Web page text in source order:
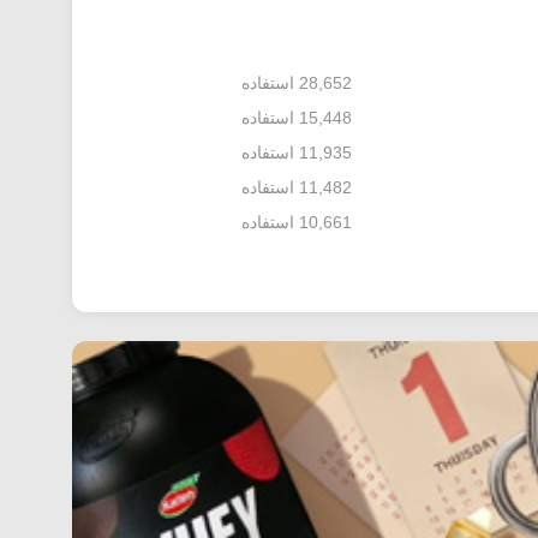
28,652 استفاده
15,448 استفاده
11,935 استفاده
11,482 استفاده
10,661 استفاده